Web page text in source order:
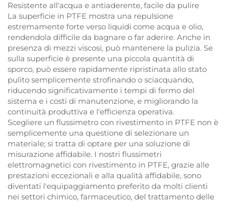
Resistente all'acqua e antiaderente, facile da pulire
La superficie in PTFE mostra una repulsione
estremamente forte verso liquidi come acqua e olio,
rendendola difficile da bagnare o far aderire. Anche in
presenza di mezzi viscosi, può mantenere la pulizia. Se
sulla superficie è presente una piccola quantità di
sporco, può essere rapidamente ripristinata allo stato
pulito semplicemente strofinando o sciacquando,
riducendo significativamente i tempi di fermo del
sistema e i costi di manutenzione, e migliorando la
continuità produttiva e l'efficienza operativa.
Scegliere un flussimetro con rivestimento in PTFE non è
semplicemente una questione di selezionare un
materiale; si tratta di optare per una soluzione di
misurazione affidabile. I nostri flussimetri
elettromagnetici con rivestimento in PTFE, grazie alle
prestazioni eccezionali e alla qualità affidabile, sono
diventati l'equipaggiamento preferito da molti clienti
nei settori chimico, farmaceutico, del trattamento delle